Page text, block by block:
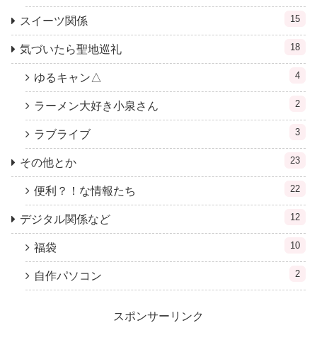
スイーツ関係 15
気づいたら聖地巡礼 18
ゆるキャン△ 4
ラーメン大好き小泉さん 2
ラブライブ 3
その他とか 23
便利？！な情報たち 22
デジタル関係など 12
福袋 10
自作パソコン 2
スポンサーリンク